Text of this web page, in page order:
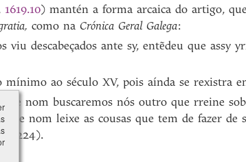
1619.10) mantén a forma arcaica do artigo,
como na Crónica Geral Galega:
viu descabeçados ante sy, entẽdeu que assy
mínimo ao século XV, pois aínda se rexistra
se nom buscaremos nós outro que rreine
e nom leixe as cousas que tem de fazer
224).